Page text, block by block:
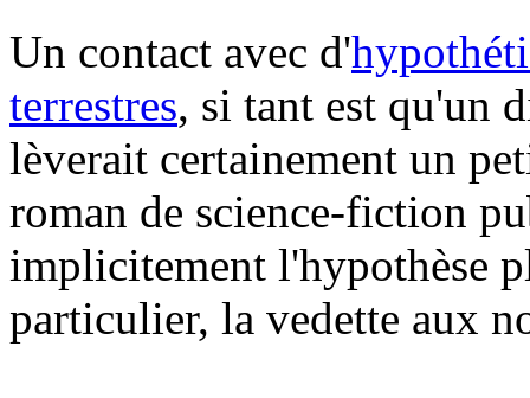
Un contact avec d'
terrestres, si tant est qu'un
lèverait certainement un
roman de science-fiction
implicitement l'hypothèse
particulier, la vedette aux